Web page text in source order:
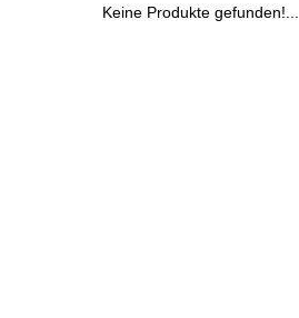
Keine Produkte gefunden!...